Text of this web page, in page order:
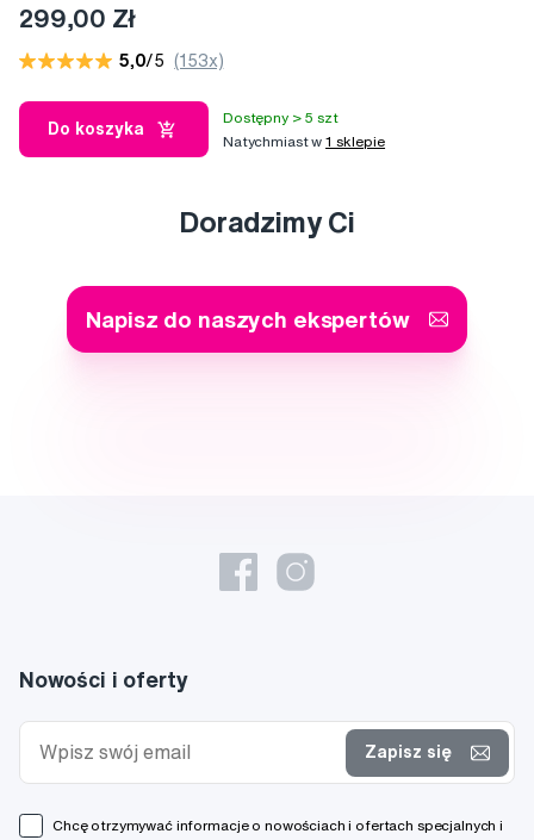
299,00 Zł
5,0/5 (153x)
Do koszyka
Dostępny > 5 szt
Natychmiast w1 sklepie
Doradzimy Ci
Napisz do naszych ekspertów
Nowości i oferty
Zapisz się
Chcę otrzymywać informacje o nowościach i ofertach specjalnych i